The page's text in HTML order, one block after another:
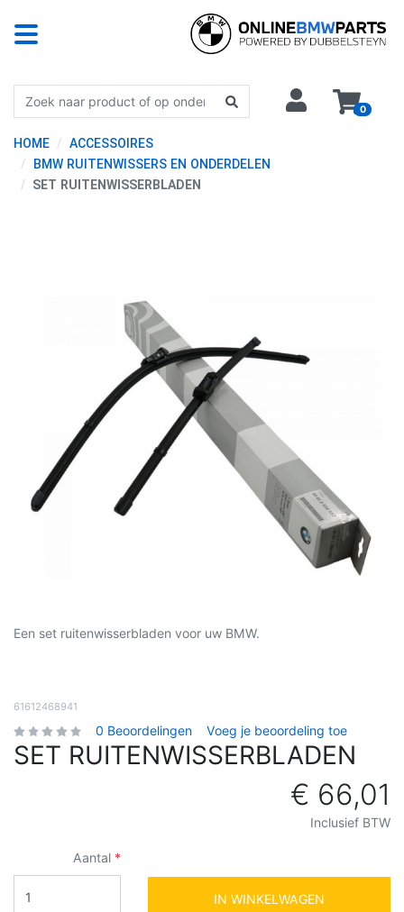
0
HOME
ACCESSOIRES
BMW RUITENWISSERS EN ONDERDELEN
SET RUITENWISSERBLADEN
Een set ruitenwisserbladen voor uw BMW.
61612468941
0 Beoordelingen Voeg je beoordeling toe
SET RUITENWISSERBLADEN
€ 66,01
Inclusief BTW
Aantal
IN WINKELWAGEN